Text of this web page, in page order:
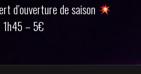
d’ouverture de saison
1h45 – 5€